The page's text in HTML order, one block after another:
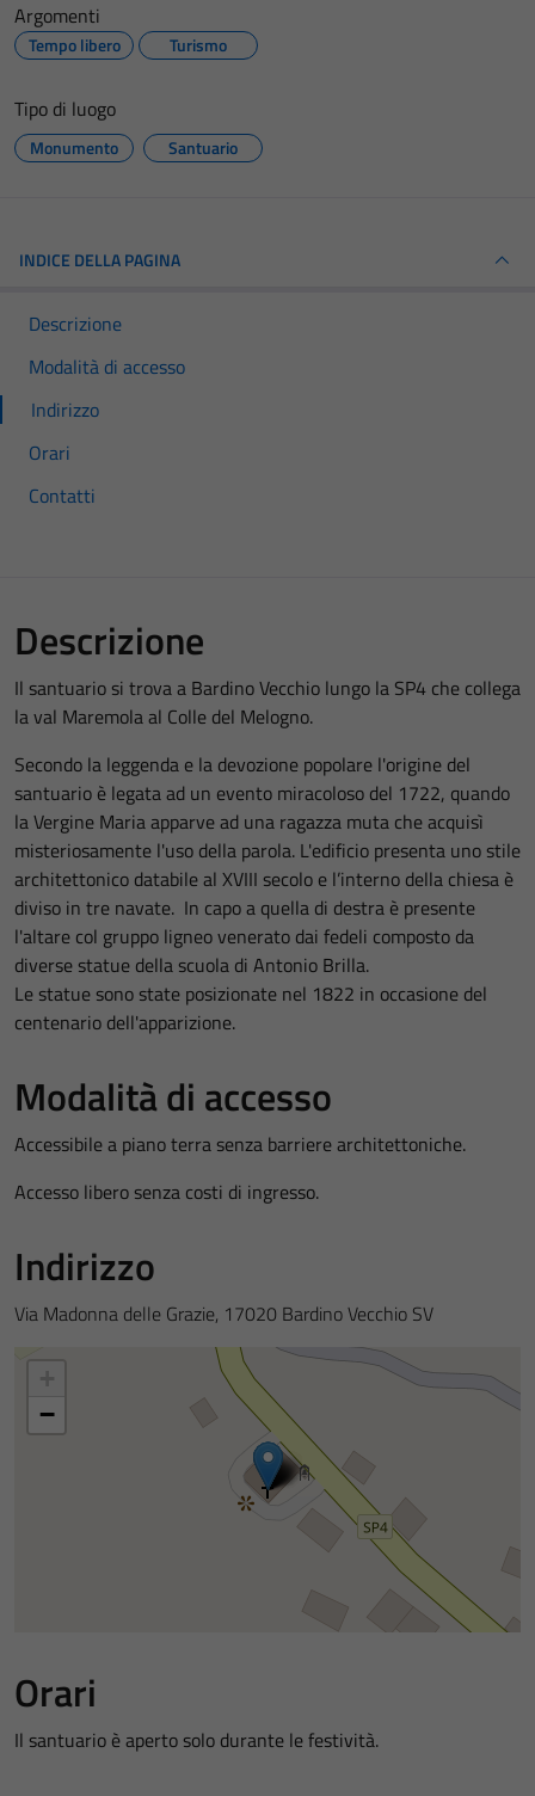
Argomenti
Tempo libero Turismo
Tipo di luogo
Monumento Santuario
INDICE DELLA PAGINA
Descrizione
Modalità di accesso
Indirizzo
Orari
Contatti
Descrizione
Il santuario si trova a Bardino Vecchio lungo la SP4 che collega
la val Maremola al Colle del Melogno.
Secondo la leggenda e la devozione popolare l'origine del
santuario è legata ad un evento miracoloso del 1722, quando
la Vergine Maria apparve ad una ragazza muta che acquisì
misteriosamente l'uso della parola. L'edificio presenta uno stile
architettonico databile al XVIII secolo e l’interno della chiesa è
diviso in tre navate. In capo a quella di destra è presente
l'altare col gruppo ligneo venerato dai fedeli composto da
diverse statue della scuola di Antonio Brilla.
Le statue sono state posizionate nel 1822 in occasione del
centenario dell'apparizione.
Modalità di accesso
Accessibile a piano terra senza barriere architettoniche.
Accesso libero senza costi di ingresso.
Indirizzo
Via Madonna delle Grazie, 17020 Bardino Vecchio SV
−
Orari
Il santuario è aperto solo durante le festività.